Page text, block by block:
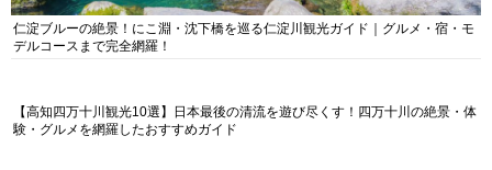
仁淀ブルーの絶景！にこ淵・沈下橋を巡る仁淀川観光ガイド｜グルメ・宿・モ
デルコースまで完全網羅！
【高知四万十川観光10選】日本最後の清流を遊び尽くす！四万十川の絶景・体
験・グルメを網羅したおすすめガイド